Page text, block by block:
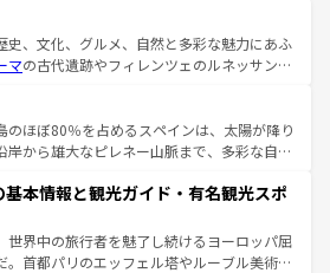
史、文化、グルメ、自然と多彩な魅力にあふ
マの古代遺跡やフィレンツェのルネッサンス
ーナの美しい田園風景やアマルフィ海岸の絶
景観も見逃せない。観光の合間には、本場の
など、絶品のイタリア料理を堪能することも
イタリアで、忘れられない旅をしてみよう！
イタリア情報は
のほぼ80％を占めるスペインは、太陽が降り
岸から雄大なピレネー山脈まで、多彩な自然
この国では、情熱的なフラメンコ、熱気あふ
して美味しいタパスが生活の一部となってい
リードの洗練された雰囲気や、バルセロナの
た街角から、地方では古代ローマ遺跡や中世
基本情報と観光ガイド・有名観光スポ
世界中の旅行者を魅了し続けるヨーロッパ屈
。首都パリのエッフェル塔やルーブル美術館